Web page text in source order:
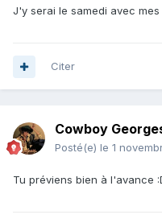
J'y serai le samedi avec
Citer
Cowboy
Posté(e) le 1
Tu préviens bien à l'avance